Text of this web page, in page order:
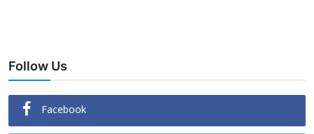
Follow Us
Facebook